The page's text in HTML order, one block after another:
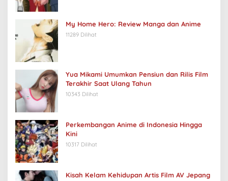
My Home Hero: Review Manga dan Anime
11289 Dilihat
Yua Mikami Umumkan Pensiun dan Rilis Film
Terakhir Saat Ulang Tahun
10343 Dilihat
Perkembangan Anime di Indonesia Hingga
Kini
10317 Dilihat
Kisah Kelam Kehidupan Artis Film AV Jepang